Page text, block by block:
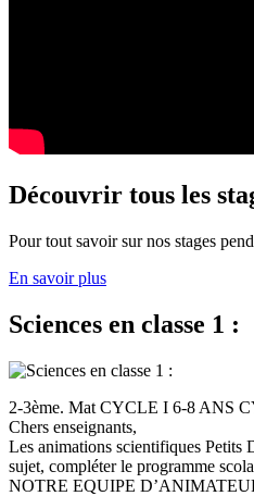
Découvrir tous les
Pour tout savoir sur nos stages
En savoir plus
Sciences en classe 1 :
2-3ème. Mat CYCLE I 6-8 ANS
Chers enseignants,
Les animations scientifiques Petits
sujet, compléter le programme
NOTRE EQUIPE